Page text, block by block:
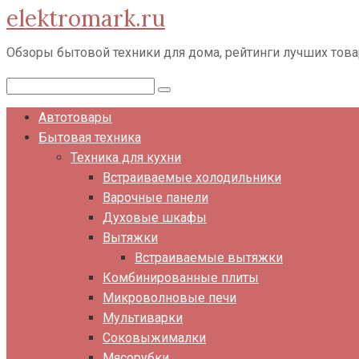
Перейти
к
контенту
elektromark.ru
Обзоры бытовой техники для дома, рейтинги лучших
Автотовары
Бытовая техника
Техника для кухни
Встраиваемые холодильники
Варочные панели
Духовые шкафы
Вытяжки
Встраиваемые вытяжки
Комбинированные плиты
Микроволновые печи
Мультиварки
Соковыжималки